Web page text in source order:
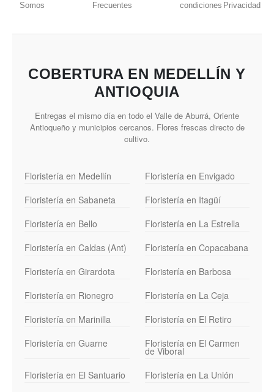
Somos
Frecuentes
condiciones Privacidad
COBERTURA EN MEDELLÍN Y
ANTIOQUIA
Entregas el mismo día en todo el Valle de Aburrá, Oriente
Antioqueño y municipios cercanos. Flores frescas directo de
cultivo.
Floristería en Medellín
Floristería en Envigado
Floristería en Sabaneta
Floristería en Itagüí
Floristería en Bello
Floristería en La Estrella
Floristería en Caldas (Ant)
Floristería en Copacabana
Floristería en Girardota
Floristería en Barbosa
Floristería en Rionegro
Floristería en La Ceja
Floristería en Marinilla
Floristería en El Retiro
Floristería en Guarne
Floristería en El Carmen
de Viboral
Floristería en El Santuario
Floristería en La Unión